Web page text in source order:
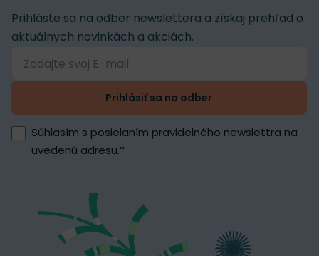
Prihláste sa na odber newslettera a získaj prehľad o
aktuálnych novinkách a akciách.
Prihlásiť sa na odber
Súhlasím s posielaním pravidelného newslettra na
uvedenú adresu.*